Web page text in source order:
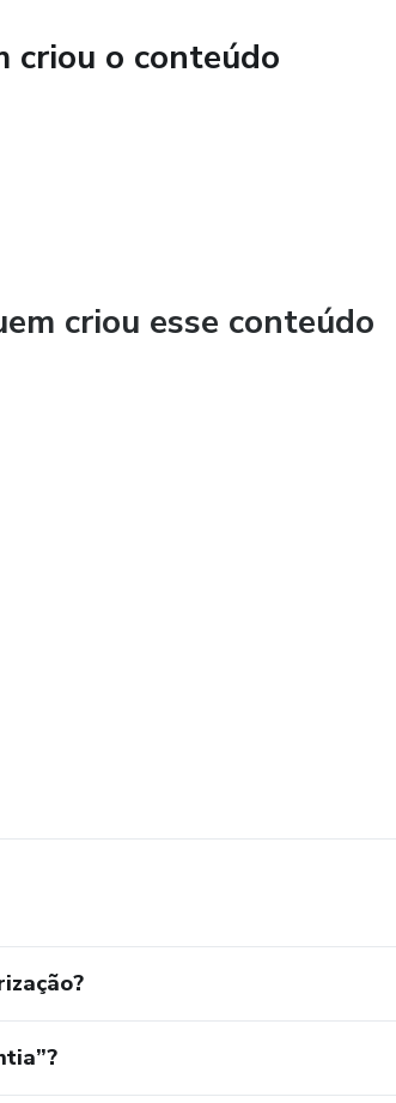
criou o conteúdo
criou esse conteúdo